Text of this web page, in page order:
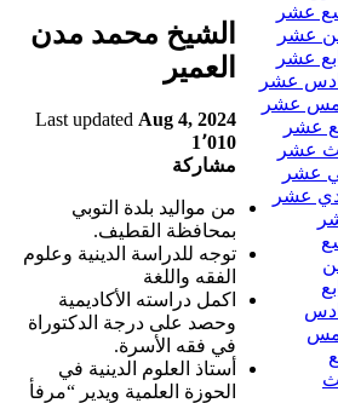
عشر
عشر
عشر
عشر
عشر
عشر
عشر
عشر
عشر
الشيخ محمد مدن
العمير
Last updated Aug 4, 2024
1٬010
مشاركة
من مواليد بلدة التوبي
بمحافظة القطيف.
توجه للدراسة الدينية وعلوم
الفقه واللغة
اكمل دراسته الأكاديمية
وحصد على درجة الدكتوراة
في فقه الأسرة.
أستاذ العلوم الدينية في
الحوزة العلمية ويدير “مرفأ